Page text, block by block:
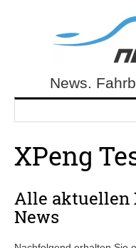
NewCarz.deNews.
XPeng
Alle aktuellen
News